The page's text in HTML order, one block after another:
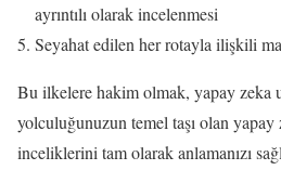
ayrıntılı olarak incelenmesi
Seyahat edilen her rotayla ilişkili
Bu ilkelere hakim olmak, yapay zeka
yolculuğunuzun temel taşı olan
inceliklerini tam olarak anlamanızı